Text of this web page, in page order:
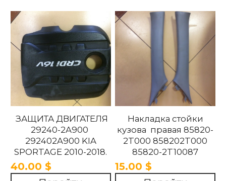
ЗАЩИТА ДВИГАТЕЛЯ
29240-2A900
292402A900 KIA
SPORTAGE 2010-2018.
40.00 $
Накладка стойки
кузова правая 85820-
2T000 858202T000
85820-2T10087
858202T10087 85820-
2T100UP
15.00 $